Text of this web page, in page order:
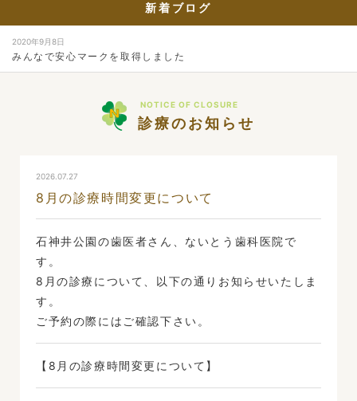
新着ブログ
2020年9月8日
みんなで安心マークを取得しました
NOTICE OF CLOSURE
診療のお知らせ
2026.07.27
8月の診療時間変更について
石神井公園の歯医者さん、ないとう歯科医院で
す。
8月の診療について、以下の通りお知らせいたしま
す。
ご予約の際にはご確認下さい。
【8月の診療時間変更について】